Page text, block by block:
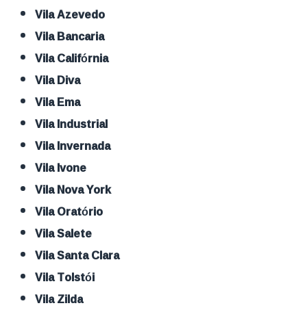
Vila Azevedo
Vila Bancaria
Vila Califórnia
Vila Diva
Vila Ema
Vila Industrial
Vila Invernada
Vila Ivone
Vila Nova York
Vila Oratório
Vila Salete
Vila Santa Clara
Vila Tolstói
Vila Zilda